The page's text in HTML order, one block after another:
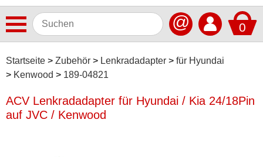
0
@
Startseite Zubehör Lenkradadapter
für Hyundai
Kenwood
189-04821
Autoradios
Dashcams
ACV Lenkradadapter für Hyundai / Kia 24/18Pin
auf JVC / Kenwood